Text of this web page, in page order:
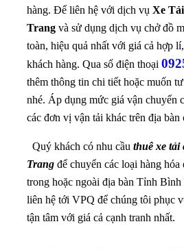
hàng. Để liên hệ với dịch vụ Xe
Trang và sử dụng dịch vụ chở đồ
toàn, hiệu quả nhất với giá cả hợp
khách hàng. Qua số điện thoại
thêm thông tin chi tiết hoặc muốn
nhé. Áp dụng mức giá vận chuyển
các đơn vị vận tải khác trên địa
Quý khách có nhu cầu thuê xe tải
Trang để chuyển các loại hàng
trong hoặc ngoài địa bàn Tỉnh
liên hệ tới VPQ để chúng tôi phục
tận tâm với giá cả cạnh tranh nhất.